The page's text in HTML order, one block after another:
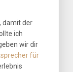
damit der
ich
wir dir
für